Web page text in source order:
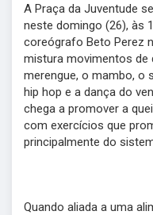
A Praça da Juventude
neste domingo (26), às
coreógrafo Beto Perez
mistura movimentos de
merengue, o mambo, o
hip hop e a dança do
chega a promover a
com exercícios que
principalmente do
Quando aliada a uma